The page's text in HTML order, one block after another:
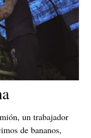
un trabajador
de bananos,